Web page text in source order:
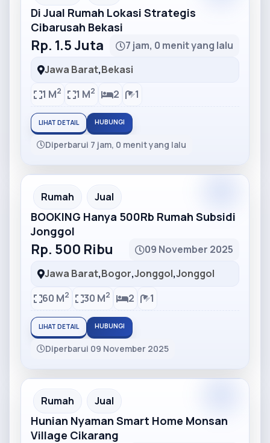
Di Jual Rumah Lokasi Strategis
Cibarusah Bekasi
Rp. 1.5 Juta
7 jam, 0 menit yang lalu
Jawa Barat,Bekasi
1 M2 1 M2 2 1
LIHAT DETAIL HUBUNGI
Diperbarui 7 jam, 0 menit yang lalu
Partner Ad
Rumah Jual
BOOKING Hanya 500Rb Rumah Subsidi
Jonggol
Rp. 500 Ribu
09 November 2025
Jawa Barat,Bogor,Jonggol,Jonggol
60 M2 30 M2 2 1
LIHAT DETAIL HUBUNGI
Diperbarui 09 November 2025
Partner Ad
Rumah Jual
Hunian Nyaman Smart Home Monsan
Village Cikarang